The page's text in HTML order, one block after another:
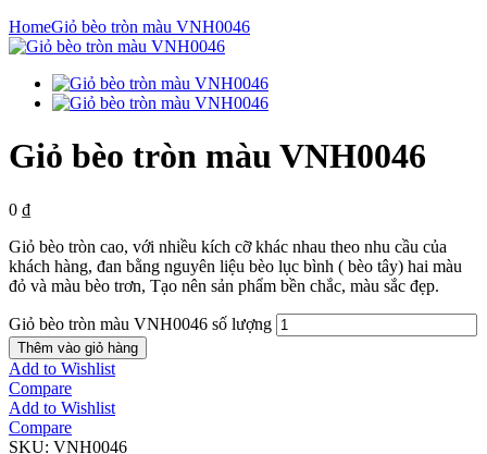
HomeGiỏ bèo tròn màu VNH0046
Giỏ bèo tròn màu VNH0046
0 ₫
Giỏ bèo tròn cao, với nhiều kích cỡ khác nhau theo nhu cầu của
khách hàng, đan bằng nguyên liệu bèo lục bình ( bèo tây) hai màu
đỏ và màu bèo trơn, Tạo nên sản phẩm bền chắc, màu sắc đẹp.
Giỏ bèo tròn màu VNH0046 số lượng
Thêm vào giỏ hàng
Add to Wishlist
Compare
Add to Wishlist
Compare
SKU: VNH0046